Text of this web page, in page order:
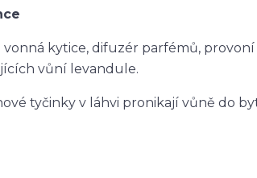
kytice, difuzér parfémů,
vůní levandule.
tyčinky v láhvi pronikají vůně do